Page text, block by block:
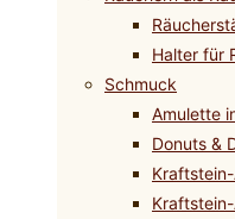
Halter für
Schmuck
Amulette
Donuts &